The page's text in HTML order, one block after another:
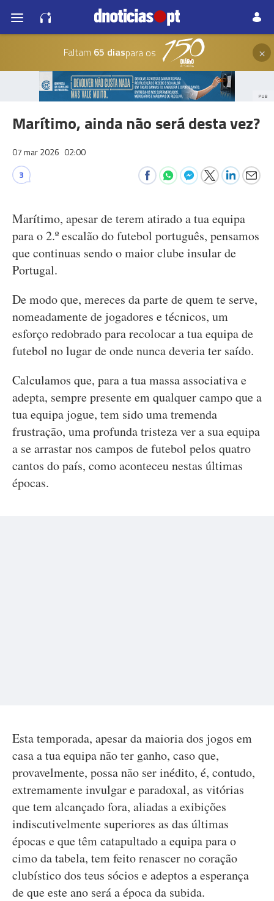
Faltam 65 diaspara os ×
PUB
Marítimo, ainda não será desta vez?
07 mar 2026 02:00
3
Marítimo, apesar de terem atirado a tua equipa
para o 2.º escalão do futebol português, pensamos
que continuas sendo o maior clube insular de
Portugal.
De modo que, mereces da parte de quem te serve,
nomeadamente de jogadores e técnicos, um
esforço redobrado para recolocar a tua equipa de
futebol no lugar de onde nunca deveria ter saído.
Calculamos que, para a tua massa associativa e
adepta, sempre presente em qualquer campo que a
tua equipa jogue, tem sido uma tremenda
frustração, uma profunda tristeza ver a sua equipa
a se arrastar nos campos de futebol pelos quatro
cantos do país, como aconteceu nestas últimas
épocas.
Esta temporada, apesar da maioria dos jogos em
casa a tua equipa não ter ganho, caso que,
provavelmente, possa não ser inédito, é, contudo,
extremamente invulgar e paradoxal, as vitórias
que tem alcançado fora, aliadas a exibições
indiscutivelmente superiores as das últimas
épocas e que têm catapultado a equipa para o
cimo da tabela, tem feito renascer no coração
clubístico dos teus sócios e adeptos a esperança
de que este ano será a época da subida.